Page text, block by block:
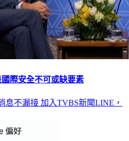
際安全不可或缺要素
息不漏接 加入TVBS新聞LINE，